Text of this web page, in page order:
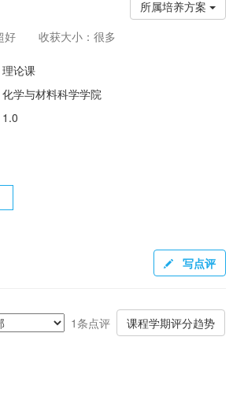
所属培养方案
好 收获大小：很多
理论课
化学与材料科学学院
1.0
写点评
1条点评 课程学期评分趋势